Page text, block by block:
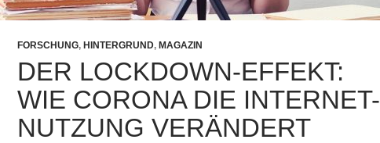
FORSCHUNG, HINTERGRUND, MAGAZIN
DER LOCKDOWN-EFFEKT:
WIE CORONA DIE INTERNET-
NUTZUNG VERÄNDERT